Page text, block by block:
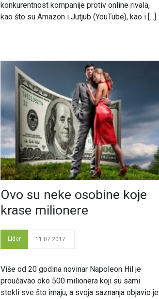
konkurentnost kompanije protiv online rivala,
kao što su Amazon i Jutjub (YouTube), kao i [...]
Ovo su neke osobine koje
krase milionere
Lider 11.07.2017.
Više od 20 godina novinar Napoleon Hil je
proučavao oko 500 milionera koji su sami
stekli sve što imaju, a svoja saznanja objavio je